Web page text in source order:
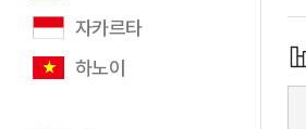
자카르타
하노이